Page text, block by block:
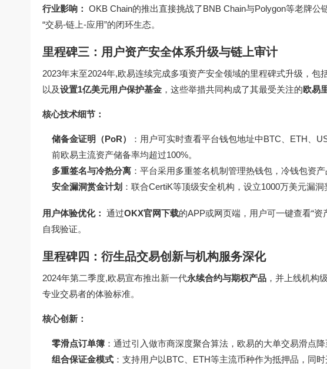
行业影响： OKB Chain的推出直接挑战了BNB Chain与Polygon等老牌
“交易-链上-应用”的闭环生态。
里程碑三：用户资产安全体系升级与链上审计
2023年末至2024年,欧易连续完成多项资产安全领域的里程碑式升级，包
以及设置1亿美元用户保护基金 ，这些举措共同构成了其最受关注的欧易
核心技术细节：
储备金证明（PoR）
：用户可实时查看平台钱包地址中BTC、ETH、
前欧易主流资产储备率均超过100%。
多重签名与冷热分离 ：平台采用多重签名机制管理热钱包，冷钱包资
安全漏洞赏金计划 ：联合CertiK等顶级安全机构，设立1000万美元漏
用户体验优化： 通过OKX官网下载的APP或网页端，用户可一键查看“
自我验证。
里程碑四：衍生品交易创新与机构服务深化
2024年第二季度,欧易宣布推出新一代永续合约与期权产品 ，并上线机构
专业交易者的体验标准。
核心创新：
零滑点订单簿 ：通过引入做市商深度聚合算法，欧易的大单交易滑点
组合保证金模式 ：支持用户以BTC、ETH等主流币种作为抵押品，同